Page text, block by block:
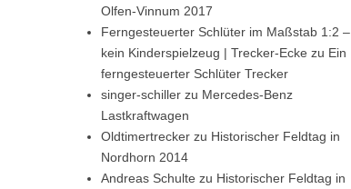
Olfen-Vinnum 2017
Ferngesteuerter Schlüter im Maßstab 1:2 –
kein Kinderspielzeug | Trecker-Ecke zu Ein
ferngesteuerter Schlüter Trecker
singer-schiller zu Mercedes-Benz
Lastkraftwagen
Oldtimertrecker zu Historischer Feldtag in
Nordhorn 2014
Andreas Schulte zu Historischer Feldtag in